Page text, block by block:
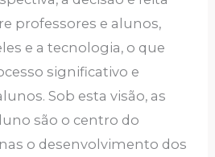
professores e alunos,
e a tecnologia, o que
significativo e
Sob esta visão, as
são o centro do
o desenvolvimento dos